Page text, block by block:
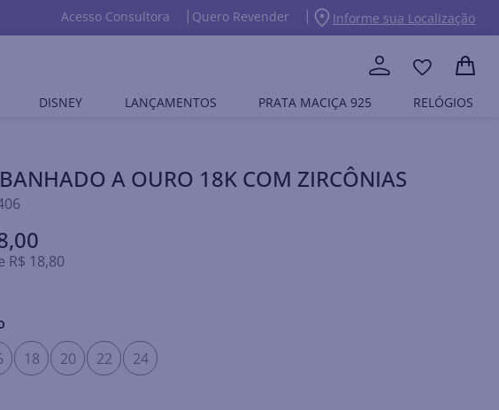
Acesso Consultora Quero Revender Informe sua Localização
DISNEY LANÇAMENTOS PRATA MACIÇA 925 RELÓGIOS
A OURO 18K COM ZIRCÔNIAS
,00
R$ 18,80
18 20 22 24